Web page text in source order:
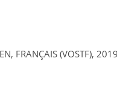
FRANÇAIS (VOSTF),